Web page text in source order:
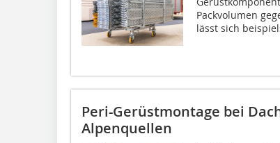
Packvolumen
lässt sich
Peri-Gerüstmontage bei
Alpenquellen